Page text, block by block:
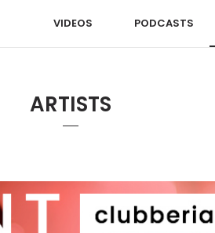
VIDEOS PODCASTS
ARTISTS